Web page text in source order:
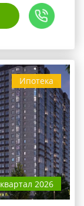
Ипотека
2026